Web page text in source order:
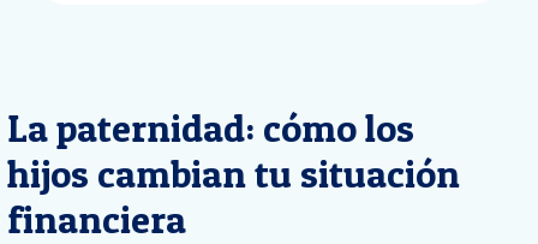
La paternidad: cómo los
hijos cambian tu situación
financiera